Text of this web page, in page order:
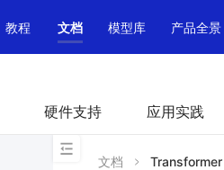
教程 文档 模型库 产品全景
硬件支持 应用实践
文档 Transformer